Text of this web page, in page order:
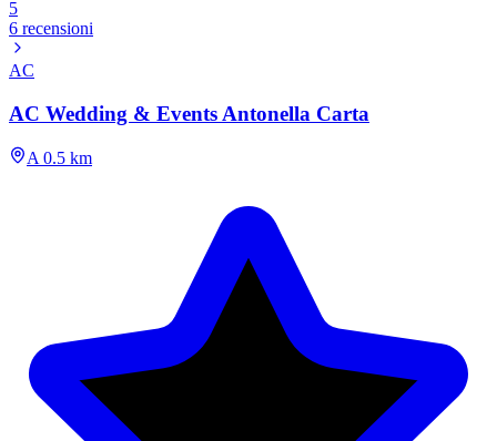
5
6 recensioni
AC
AC Wedding & Events Antonella Carta
A 0.5 km